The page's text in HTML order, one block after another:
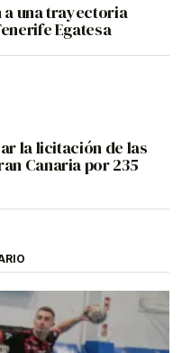
a una trayectoria
Egatesa
la licitación de las
Canaria por 235